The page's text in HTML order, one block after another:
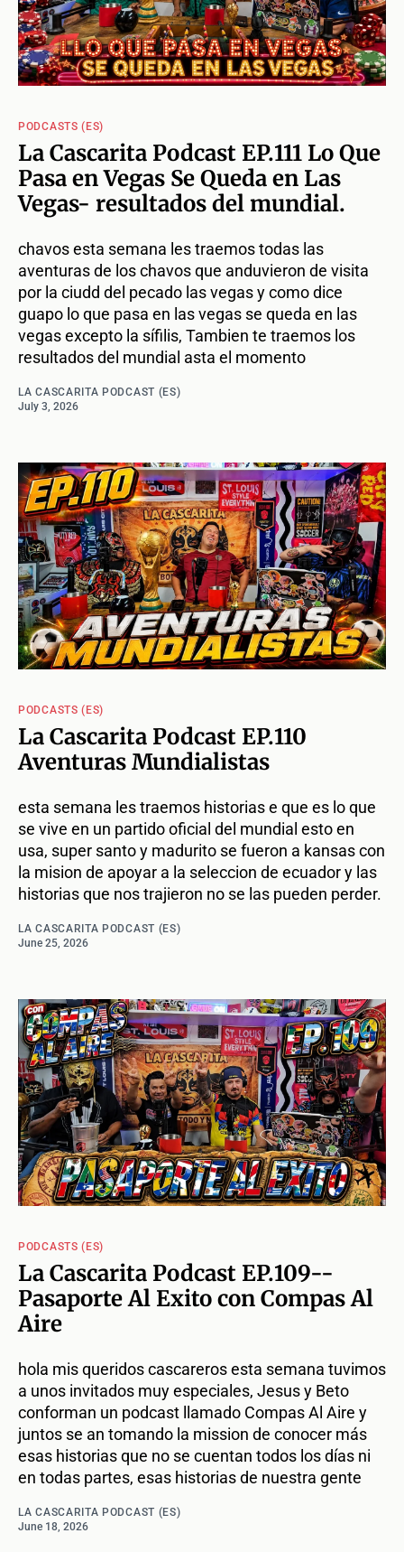
PODCASTS (ES)
La Cascarita Podcast EP.111 Lo Que
Pasa en Vegas Se Queda en Las
Vegas- resultados del mundial.
chavos esta semana les traemos todas las
aventuras de los chavos que anduvieron de visita
por la ciudd del pecado las vegas y como dice
guapo lo que pasa en las vegas se queda en las
vegas excepto la sífilis, Tambien te traemos los
resultados del mundial asta el momento
LA CASCARITA PODCAST (ES)
July 3, 2026
PODCASTS (ES)
La Cascarita Podcast EP.110
Aventuras Mundialistas
esta semana les traemos historias e que es lo que
se vive en un partido oficial del mundial esto en
usa, super santo y madurito se fueron a kansas con
la mision de apoyar a la seleccion de ecuador y las
historias que nos trajieron no se las pueden perder.
LA CASCARITA PODCAST (ES)
June 25, 2026
PODCASTS (ES)
La Cascarita Podcast EP.109--
Pasaporte Al Exito con Compas Al
Aire
hola mis queridos cascareros esta semana tuvimos
a unos invitados muy especiales, Jesus y Beto
conforman un podcast llamado Compas Al Aire y
juntos se an tomando la mission de conocer más
esas historias que no se cuentan todos los días ni
en todas partes, esas historias de nuestra gente
LA CASCARITA PODCAST (ES)
June 18, 2026